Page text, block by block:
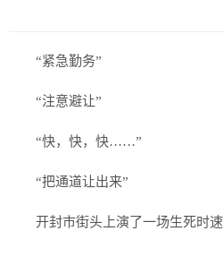
“紧急勤务”
“注意避让”
“快，快，快……”
“把通道让出来”
开封市街头上演了一场生死时速